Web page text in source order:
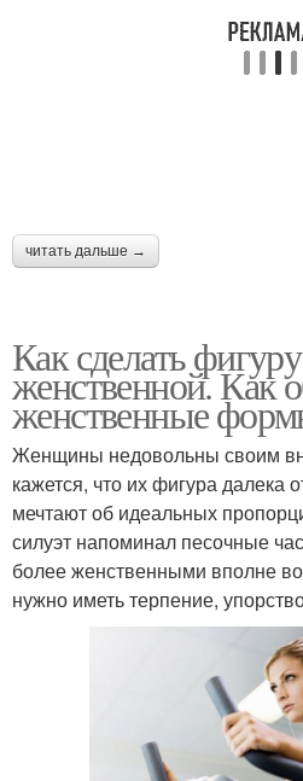
читать дальше →
Как сделать
женственной. Как
женственные
Женщины недовольны своим
кажется, что их фигура далека
мечтают об идеальных
силуэт напоминал песочные
более женственными вполне
нужно иметь терпение,